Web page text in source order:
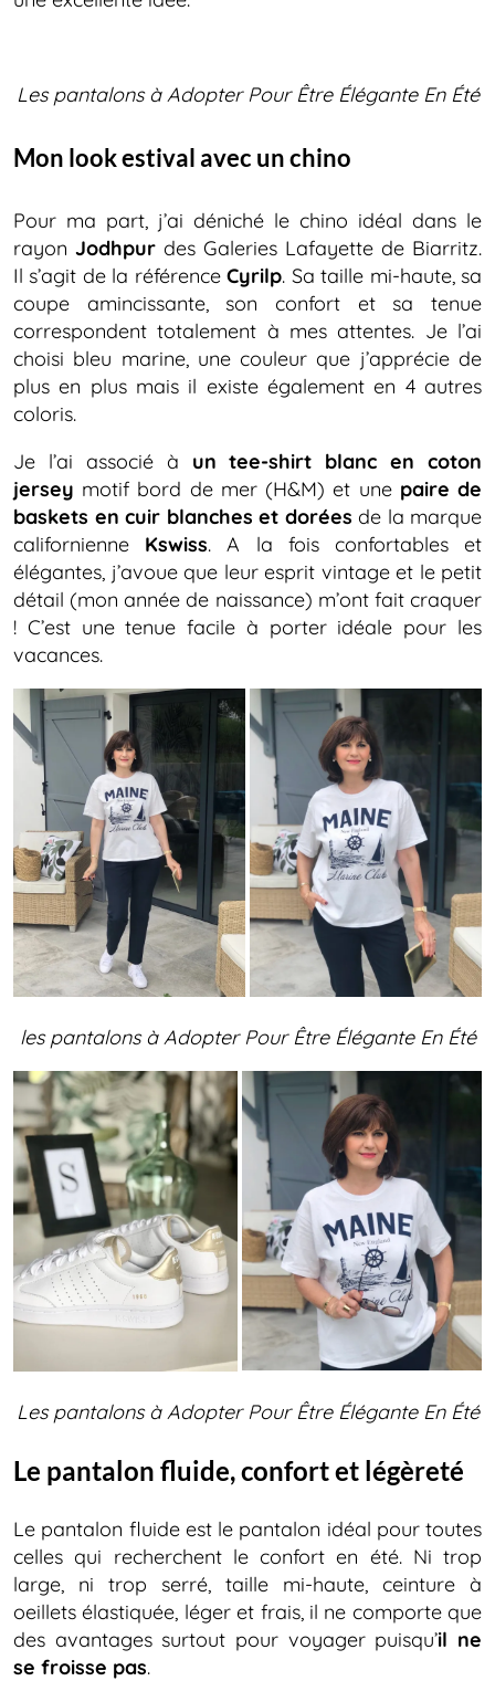
Les pantalons à Adopter Pour Être Élégante En Été
Mon look estival avec un chino
Pour ma part, j’ai déniché le chino idéal dans le
rayon Jodhpur des Galeries Lafayette de Biarritz.
Il s’agit de la référenceCyrilp. Sa taille mi-haute, sa
coupe amincissante, son confort et sa tenue
correspondent totalement à mes attentes. Je l’ai
choisi bleu marine, une couleur que j’apprécie de
plus en plus mais il existe également en 4 autres
coloris.
Je l’ai associé à un tee-shirt blanc en coton
jersey motif bord de mer (H&M) et unepaire de
baskets en cuir blanches et dorées de la marque
californienne Kswiss. A la fois confortables et
élégantes, j’avoue que leur esprit vintage et le petit
détail (mon année de naissance) m’ont fait craquer
! C’est une tenue facile à porter idéale pour les
vacances.
les pantalons à Adopter Pour Être Élégante En Été
Les pantalons à Adopter Pour Être Élégante En Été
Le pantalon fluide, confort et légèreté
Le pantalon fluide est le pantalon idéal pour toutes
celles qui recherchent le confort en été. Ni trop
large, ni trop serré, taille mi-haute, ceinture à
oeillets élastiquée, léger et frais, il ne comporte que
des avantages surtout pour voyager puisqu’il ne
se froisse pas.